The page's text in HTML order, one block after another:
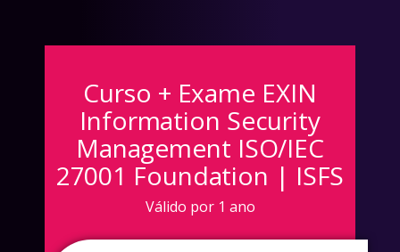
Curso + Exame EXIN
Information Security
Management ISO/IEC
27001 Foundation | ISFS
Válido por 1 ano